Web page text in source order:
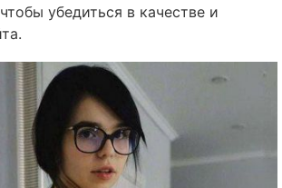
убедиться в качестве и